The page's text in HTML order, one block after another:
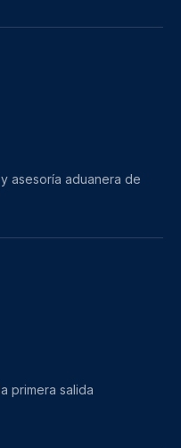
asesoría aduanera de
primera salida